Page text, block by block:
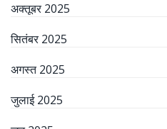
अक्तूबर 2025
सितंबर 2025
अगस्त 2025
जुलाई 2025